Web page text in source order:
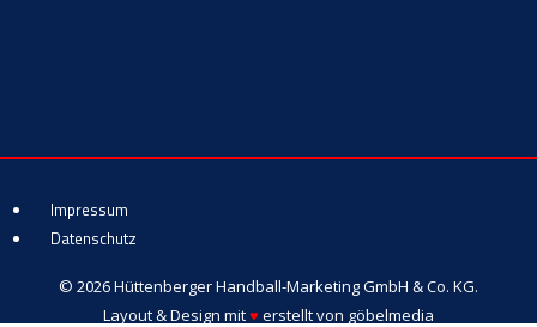
Impressum
Datenschutz
© 2026 Hüttenberger Handball-Marketing GmbH & Co. KG.
Layout & Design mit♥ erstellt von göbelmedia